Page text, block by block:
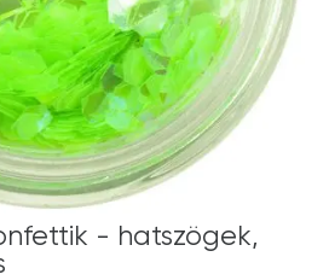
- hatszögek,